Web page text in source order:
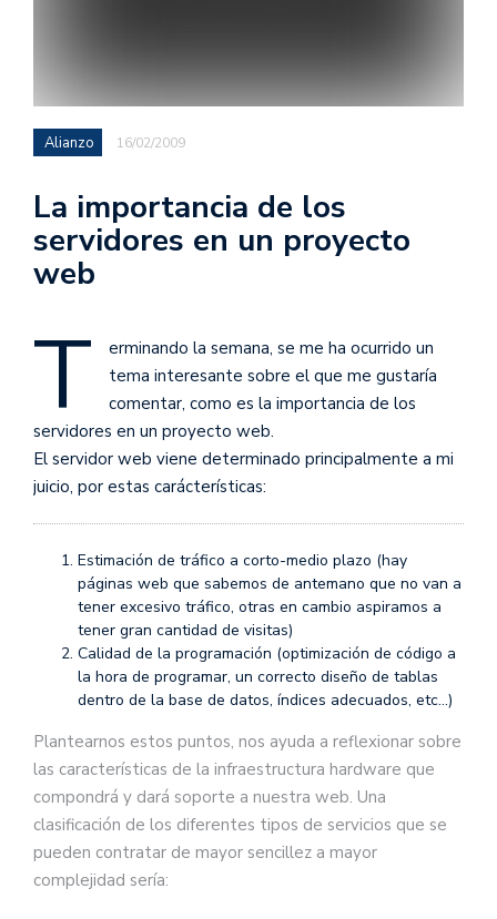
Alianzo 16/02/2009
La importancia de los
servidores en un proyecto
web
T
erminando la semana, se me ha ocurrido un
tema interesante sobre el que me gustaría
comentar, como es la importancia de los
servidores en un proyecto web.
El servidor web viene determinado principalmente a mi
juicio, por estas carácterísticas:
Estimación de tráfico a corto-medio plazo (hay
páginas web que sabemos de antemano que no van a
tener excesivo tráfico, otras en cambio aspiramos a
tener gran cantidad de visitas)
Calidad de la programación (optimización de código a
la hora de programar, un correcto diseño de tablas
dentro de la base de datos, índices adecuados, etc…)
Plantearnos estos puntos, nos ayuda a reflexionar sobre
las características de la infraestructura hardware que
compondrá y dará soporte a nuestra web. Una
clasificación de los diferentes tipos de servicios que se
pueden contratar de mayor sencillez a mayor
complejidad sería: